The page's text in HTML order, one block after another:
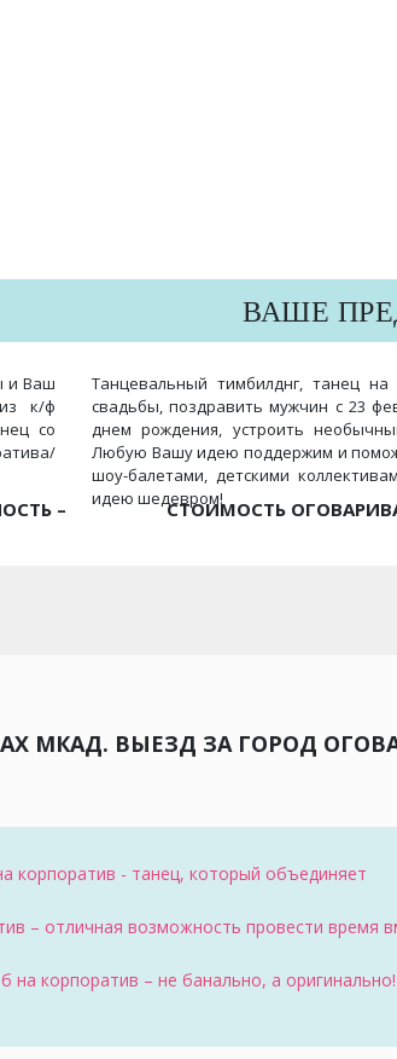
и Ваш
к/ф
со
–
ВАШЕ
Танцевальный тимбилднг, танец
свадьбы, поздравить мужчин с 23
днем рождения, устроить
Любую Вашу идею поддержим и
шоу-балетами, детскими
идею шедевром!СТОИМОСТЬ
МКАД. ВЫЕЗД ЗА ГОРОД
корпоратив - танец, который объединяет
– отличная возможность провести время
корпоратив – не банально, а оригинально!